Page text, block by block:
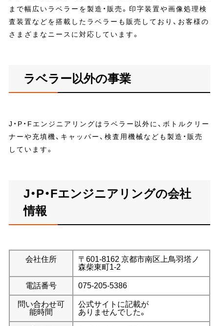
まで幅広いラベラーを製造・販売。印字装置や画像処理検
査装置などを搭載したラベラーも販売しており、お客様の
さまざまなニースに対応しています。
ラベラー以外の事業
J・P・Fエンジニアリングはラベラー以外に、ボトルクリー
ナーや充填機、キャッパー、検査用機械なども製造・販売
しています。
J・P・Fエンジニアリングの会社
情報
会社住所
〒601-8162 京都市南区上鳥羽塔ノ
森柴東町1-2
電話番号 075-205-5386
問い合わせ可
能時間
公式サイトに記載が
ありませんでした。